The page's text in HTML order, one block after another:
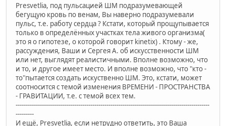
Presvetlia, под пульсацией ШМ подразумевающей
бегущую кровь по венам, Вы наверно подразумевали
пульс, т.е. работу сердца ? Кстати, который прощупывается
только в определённых участках тела живого организма(
это я о гипотезе, о которой говорит kinetix) . Ктому - же,
рассуждения, Ваши и Сергея А. об искусственности ШМ
или нет, выглядят реалистичными. Вполне возможно, что
и то, и другое имеет место. И вполне возможно, что "кто -
то"пытается создать искуственно ШМ. Это, кстати, может
соотносится с темой изменения ВРЕМЕНИ - ПРОСТРАНСТВА
- ГРАВИТАЦИИ, т.е. с темой всех тем.
------------------------------------------------------------------------------------------------
---------
И ещё, Presvetlia, если нетрудно ответить, это Ваша